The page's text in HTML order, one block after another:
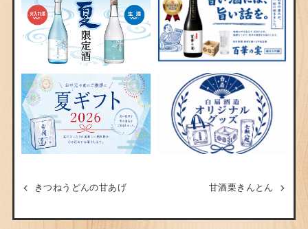
きつねうどんの甘あげ 甘酒栗きんとん